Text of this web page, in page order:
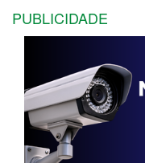
PUBLICIDADE